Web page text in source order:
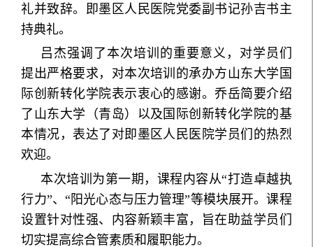
礼并致辞。即墨区人民医院党委副书记孙吉书主
持典礼。
吕杰强调了本次培训的重要意义，对学员们
提出严格要求，对本次培训的承办方山东大学国
际创新转化学院表示衷心的感谢。乔岳简要介绍
了山东大学（青岛）以及国际创新转化学院的基
本情况，表达了对即墨区人民医院学员们的热烈
欢迎。
本次培训为第一期，课程内容从“打造卓越执
行力”、“阳光心态与压力管理”等模块展开。课程
设置针对性强、内容新颖丰富，旨在助益学员们
切实提高综合管素质和履职能力。